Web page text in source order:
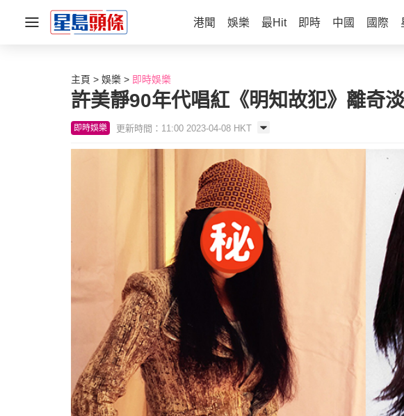
港聞 娛樂 最Hit 即時 中國 國際
主頁 娛樂 即時娛樂
許美靜90年代唱紅《明知故犯》離奇
即時娛樂 更新時間：11:00 2023-04-08 HKT